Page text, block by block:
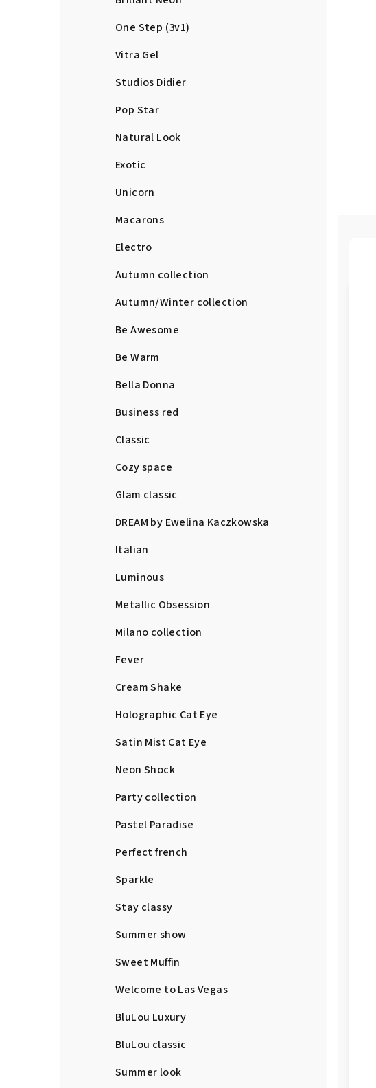
One Step (3v1)
Vitra Gel
Studios Didier
Pop Star
Natural Look
Exotic
Unicorn
Macarons
Electro
Autumn collection
Autumn/Winter collection
Be Awesome
Be Warm
Bella Donna
Business red
Classic
Cozy space
Glam classic
DREAM by Ewelina Kaczkowska
Italian
Luminous
Metallic Obsession
Milano collection
Fever
Cream Shake
Holographic Cat Eye
Satin Mist Cat Eye
Neon Shock
Party collection
Pastel Paradise
Perfect french
Sparkle
Stay classy
Summer show
Sweet Muffin
Welcome to Las Vegas
BluLou Luxury
BluLou classic
Summer look